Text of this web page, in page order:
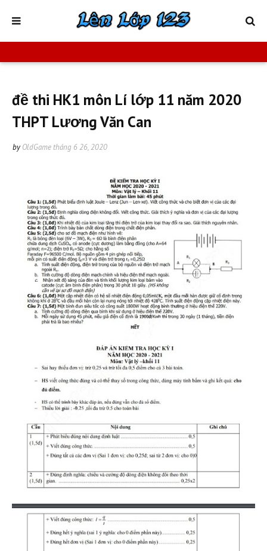
đề thi HK1 môn Lí lớp 11 năm 2020
THPT Lương Văn Can
by OldGame tháng 6 26, 2020